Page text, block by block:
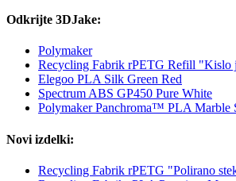
Odkrijte 3DJake:
Polymaker
Recycling Fabrik rPETG Refill "Kislo
Elegoo PLA Silk Green Red
Spectrum ABS GP450 Pure White
Polymaker Panchroma™ PLA Marble
Novi izdelki:
Recycling Fabrik rPETG "Polirano